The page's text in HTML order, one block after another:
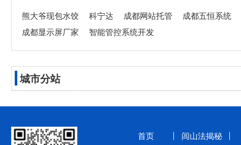
熊大爷现包水饺 科宁达 成都网站托管 成都五恒系统
成都显示屏厂家
智能管控系统开发
城市分站
首页 闾山法揭秘